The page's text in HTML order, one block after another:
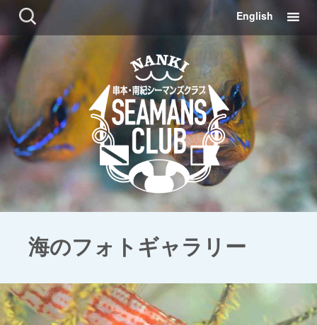
検
索:
コ
ン
ツ
に
English
海のフォトギャラリー